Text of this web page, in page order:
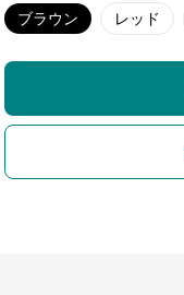
ブラウン レッド